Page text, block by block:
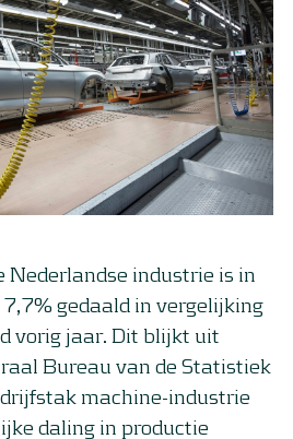
Nederlandse industrie is in
gedaald in vergelijking
vorig jaar. Dit blijkt uit
Bureau van de Statistiek
machine-industrie
daling in productie